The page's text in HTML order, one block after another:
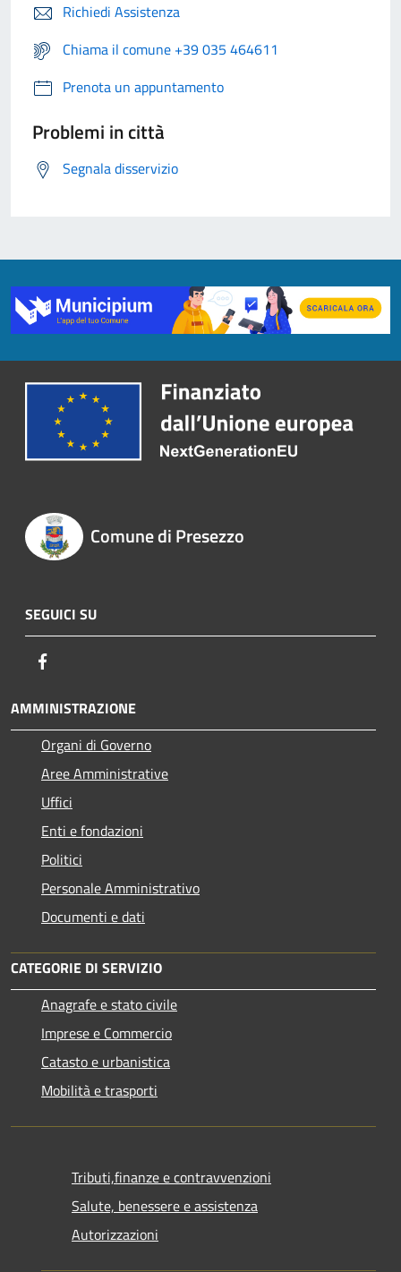
Richiedi Assistenza
Chiama il comune +39 035 464611
Prenota un appuntamento
Problemi in città
Segnala disservizio
Comune di Presezzo
SEGUICI SU
AMMINISTRAZIONE
Organi di Governo
Aree Amministrative
Uffici
Enti e fondazioni
Politici
Personale Amministrativo
Documenti e dati
CATEGORIE DI SERVIZIO
Anagrafe e stato civile
Imprese e Commercio
Catasto e urbanistica
Mobilità e trasporti
Tributi,finanze e contravvenzioni
Salute, benessere e assistenza
Autorizzazioni